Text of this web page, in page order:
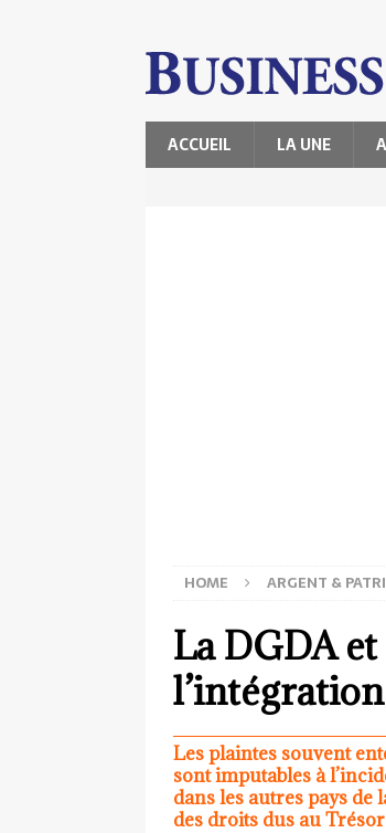
ACCUEIL LA UNE
HOME ARGENT &
La DGDA
Les plaintes souvent
sont imputables à
dans les autres pays de
des droits dus au